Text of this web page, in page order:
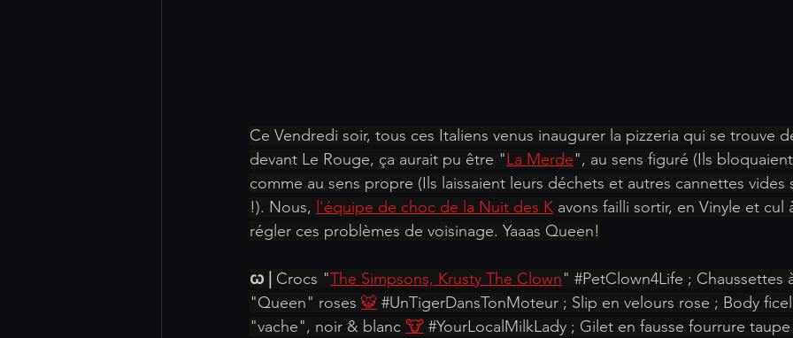
Ce Vendredi soir, tous ces Italiens venus inaugurer la pizzeria qui se trouve
devant Le Rouge, ça aurait pu être "La Merde", au sens figuré (Ils
comme au sens propre (Ils laissaient leurs déchets et autres cannettes vides
!). Nous, l'équipe de choc de la Nuit des K avons failli sortir, en Vinyle et cul
régler ces problèmes de voisinage. Yaaas Queen!
ꞷ | Crocs "The Simpsons, Krusty The Clown" #PetClown4Life ; Chaussettes
"Queen" roses 🐯 #UnTigerDansTonMoteur ; Slip en velours rose ; Body
"vache", noir & blanc 🐮 #YourLocalMilkLady ; Gilet en fausse fourrure